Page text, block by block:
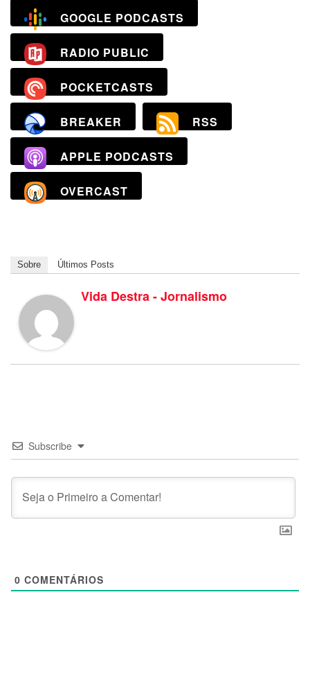
GOOGLE PODCASTS
RADIO PUBLIC
POCKETCASTS
BREAKER RSS
APPLE PODCASTS
OVERCAST
Sobre Últimos Posts
Vida Destra - Jornalismo
Subscribe
0 COMENTÁRIOS